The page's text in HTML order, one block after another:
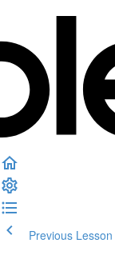
Previous Lesson